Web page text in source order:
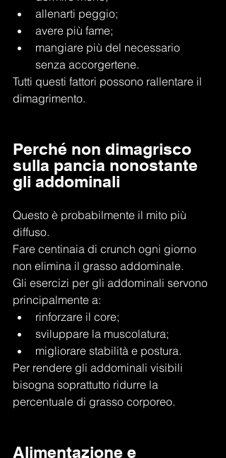
allenarti peggio;
avere più fame;
mangiare più del necessario
senza accorgertene.
Tutti questi fattori possono rallentare il
dimagrimento.
Perché non dimagrisco
sulla pancia nonostante
gli addominali
Questo è probabilmente il mito più
diffuso.
Fare centinaia di crunch ogni giorno
non elimina il grasso addominale.
Gli esercizi per gli addominali servono
principalmente a:
rinforzare il core;
sviluppare la muscolatura;
migliorare stabilità e postura.
Per rendere gli addominali visibili
bisogna soprattutto ridurre la
percentuale di grasso corporeo.
Alimentazione e